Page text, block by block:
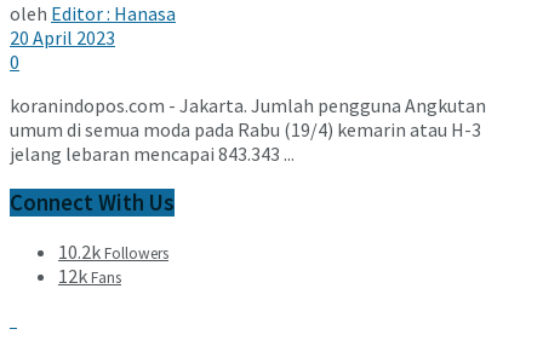
oleh Editor : Hanasa
20 April 2023
0
koranindopos.com - Jakarta. Jumlah pengguna Angkutan
umum di semua moda pada Rabu (19/4) kemarin atau H-3
jelang lebaran mencapai 843.343 ...
Connect With Us
10.2kFollowers
12kFans